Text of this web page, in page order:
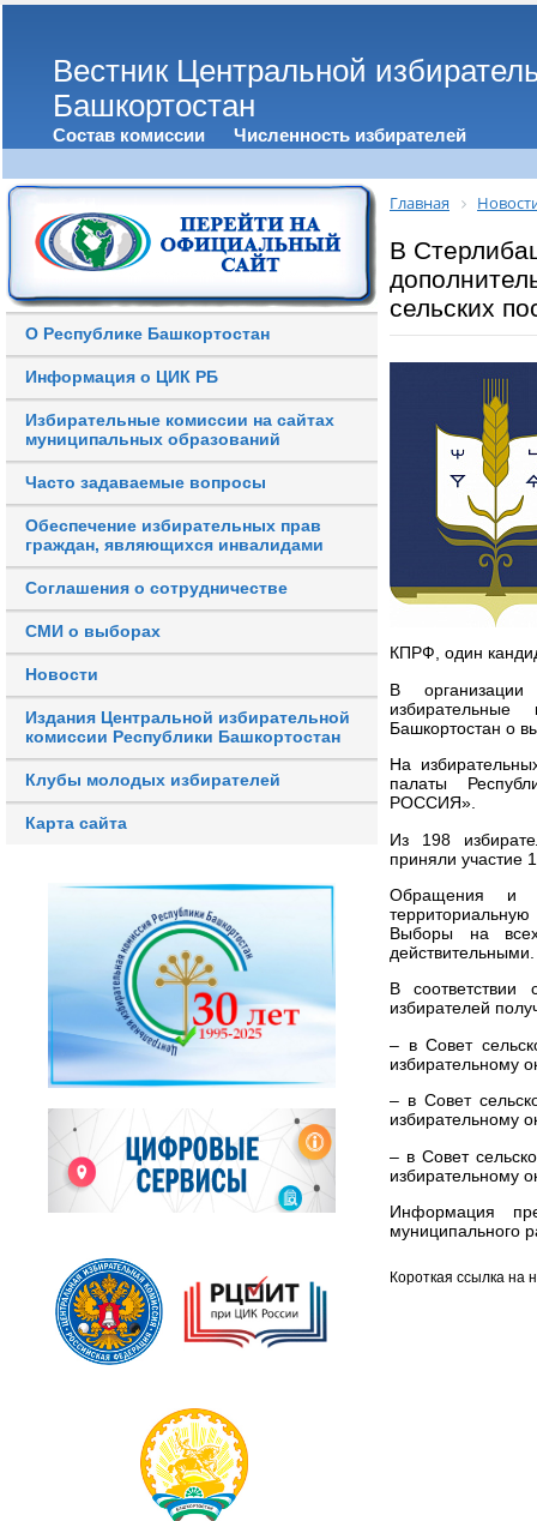
Вестник Центральной
Башкортостан
Состав комиссии Численность избирателей
О Республике Башкортостан
Информация о ЦИК РБ
Избирательные комиссии на сайтах
муниципальных образований
Часто задаваемые вопросы
Обеспечение избирательных прав
граждан, являющихся инвалидами
Соглашения о сотрудничестве
СМИ о выборах
Новости
Издания Центральной избирательной
комиссии Республики Башкортостан
Клубы молодых избирателей
Карта сайта
Главная
В
сельских
КПРФ, один
В организации
Башкортостан о
На
палаты
РОССИЯ».
Из 198
приняли участие
Обращения и
Выборы на всех
действительными.
В соответствии
избирателей
– в Совет
избирательному
– в Совет
избирательному
– в Совет
избирательному
Информация
муниципального
Короткая ссылка на